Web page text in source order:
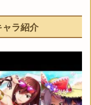
ャラ紹介